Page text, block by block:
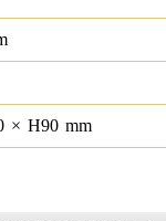
× H90 mm